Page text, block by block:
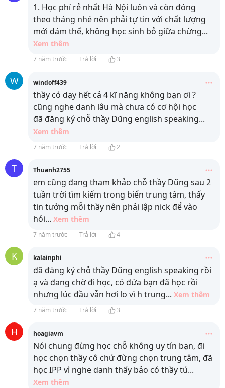
1. Học phí rẻ nhất Hà Nội luôn và còn đóng
theo tháng nhé nên phải tự tin với chất lượng
mới dám thế, không học sinh bỏ giữa chừng...
Xem thêm
7 năm trước Trả lời 3
W windoff439
thầy có dạy hết cả 4 kĩ năng không bạn ơi ?
cũng nghe danh lâu mà chưa có cơ hội học
đã đăng ký chỗ thầy Dũng english speaking...
Xem thêm
7 năm trước Trả lời 2
T Thuanh2755
em cũng đang tham khảo chỗ thầy Dũng sau 2
tuần trời tìm kiếm trong biển trung tâm, thấy
tin tưởng mỗi thầy nên phải lập nick để vào
hỏi... Xem thêm
7 năm trước Trả lời 4
K kalainphi
đã đăng ký chỗ thầy Dũng english speaking rồi
ạ và đang chờ đi học, có đứa bạn đã học rồi
nhưng lúc đầu vẫn hơi lo vì h trung... Xem thêm
7 năm trước Trả lời 3
H hoagiavm
Nói chung đừng học chỗ không uy tín bạn, đi
học chọn thầy cô chứ đừng chọn trung tâm, đã
học IPP vì nghe danh thấy bảo có thầy tú...
Xem thêm